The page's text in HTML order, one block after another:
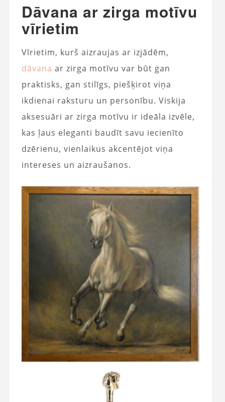
Dāvana ar zirga motīvu
vīrietim
Vīrietim, kurš aizraujas ar izjādēm,
dāvana ar zirga motīvu var būt gan
praktisks, gan stilīgs, piešķirot viņa
ikdienai raksturu un personību. Viskija
aksesuāri ar zirga motīvu ir ideāla izvēle,
kas ļaus eleganti baudīt savu iecienīto
dzērienu, vienlaikus akcentējot viņa
intereses un aizraušanos.